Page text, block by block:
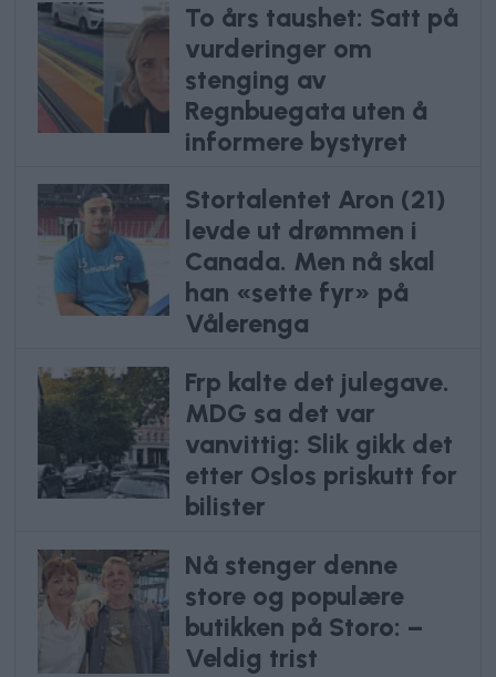
To års taushet: Satt på
vurderinger om
stenging av
Regnbuegata uten å
informere bystyret
Stortalentet Aron (21)
levde ut drømmen i
Canada. Men nå skal
han «sette fyr» på
Vålerenga
Frp kalte det julegave.
MDG sa det var
vanvittig: Slik gikk det
etter Oslos priskutt for
bilister
Nå stenger denne
store og populære
butikken på Storo: –
Veldig trist